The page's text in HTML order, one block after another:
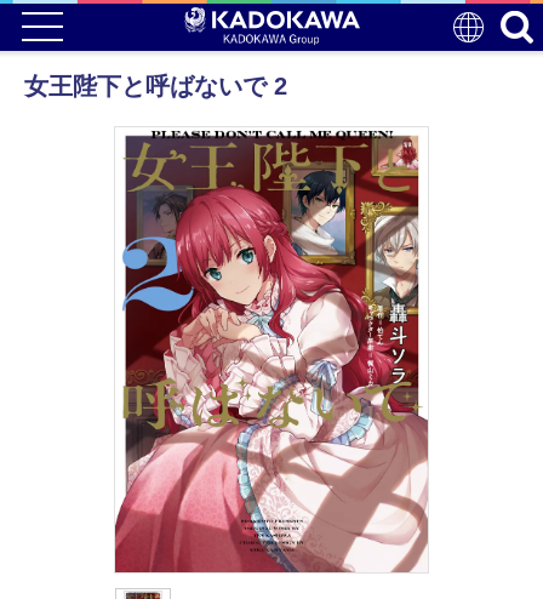
女王陛下と呼ばないで 2